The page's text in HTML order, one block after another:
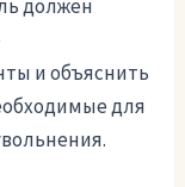
должен
и объяснить
для